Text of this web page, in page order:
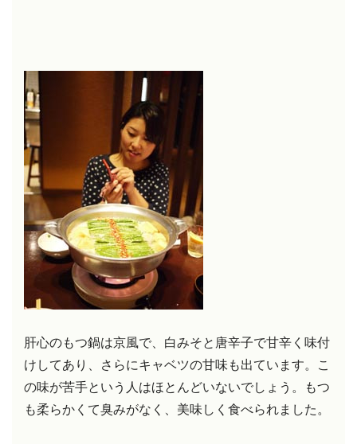
肝心のもつ鍋は京風で、白みそと唐辛子で甘辛く味付
けしてあり、さらにキャベツの甘味も出ています。こ
の味が苦手という人はほとんどいないでしょう。もつ
も柔らかくて臭みがなく、美味しく食べられました。